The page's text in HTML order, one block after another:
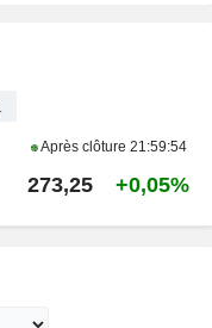
Après clôture 21:59:54
273,25 +0,05%